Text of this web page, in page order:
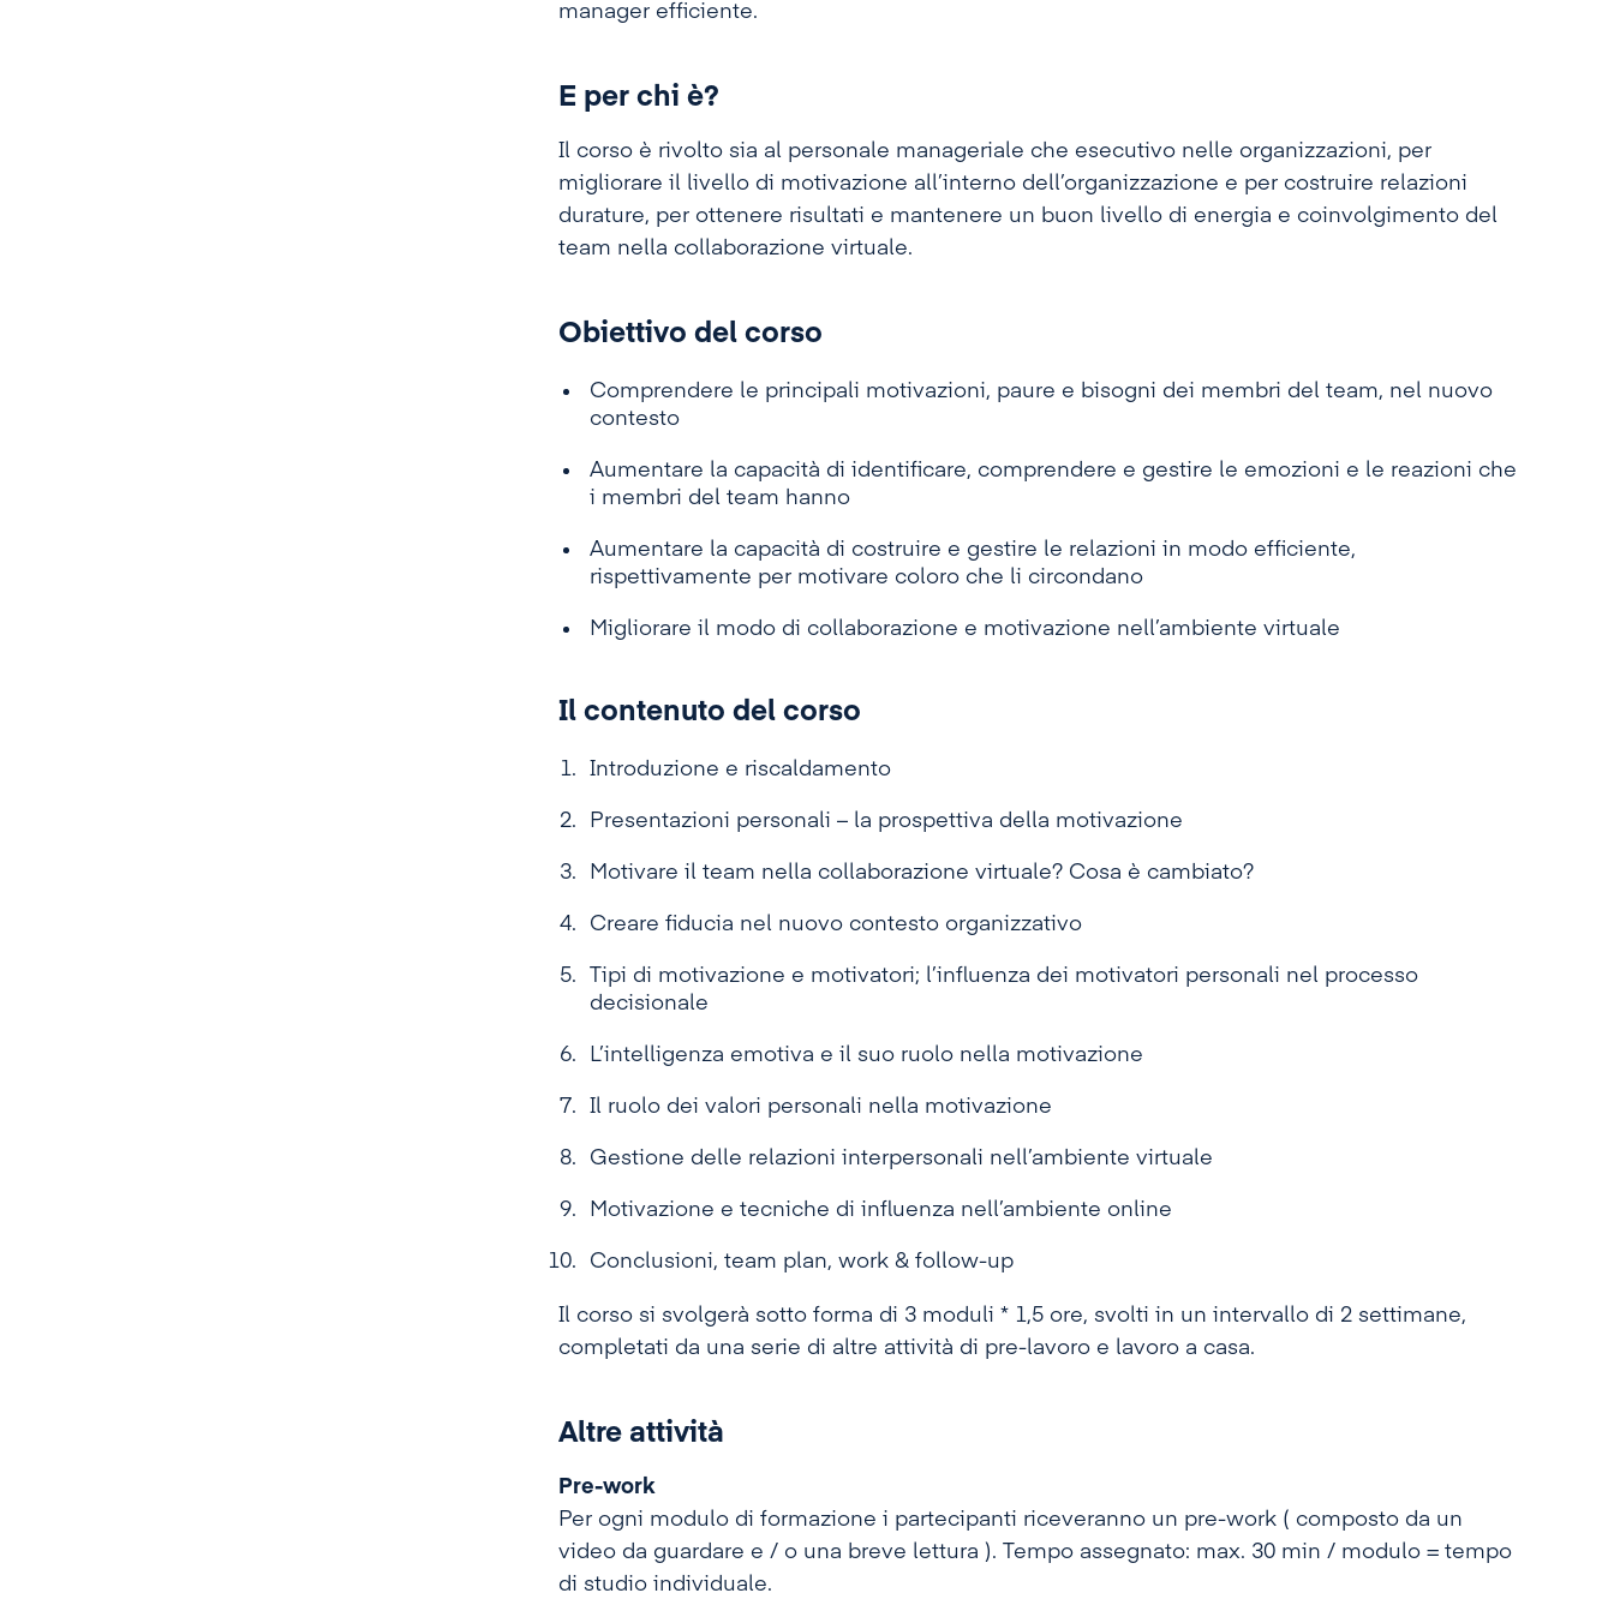
manager efficiente.
E per chi è?
Il corso è rivolto sia al personale manageriale che esecutivo nelle organizzazioni, per
migliorare il livello di motivazione all’interno dell’organizzazione e per costruire relazioni
durature, per ottenere risultati e mantenere un buon livello di energia e coinvolgimento del
team nella collaborazione virtuale.
Obiettivo del corso
Comprendere le principali motivazioni, paure e bisogni dei membri del team, nel nuovo
contesto
Aumentare la capacità di identificare, comprendere e gestire le emozioni e le reazioni che
i membri del team hanno
Aumentare la capacità di costruire e gestire le relazioni in modo efficiente,
rispettivamente per motivare coloro che li circondano
Migliorare il modo di collaborazione e motivazione nell’ambiente virtuale
Il contenuto del corso
Introduzione e riscaldamento
Presentazioni personali – la prospettiva della motivazione
Motivare il team nella collaborazione virtuale? Cosa è cambiato?
Creare fiducia nel nuovo contesto organizzativo
Tipi di motivazione e motivatori; l’influenza dei motivatori personali nel processo
decisionale
L’intelligenza emotiva e il suo ruolo nella motivazione
Il ruolo dei valori personali nella motivazione
Gestione delle relazioni interpersonali nell’ambiente virtuale
Motivazione e tecniche di influenza nell’ambiente online
Conclusioni, team plan, work & follow-up
Il corso si svolgerà sotto forma di 3 moduli * 1,5 ore, svolti in un intervallo di 2 settimane,
completati da una serie di altre attività di pre-lavoro e lavoro a casa.
Altre attività
Pre-work
Per ogni modulo di formazione i partecipanti riceveranno un pre-work ( composto da un
video da guardare e / o una breve lettura ). Tempo assegnato: max. 30 min / modulo = tempo
di studio individuale.